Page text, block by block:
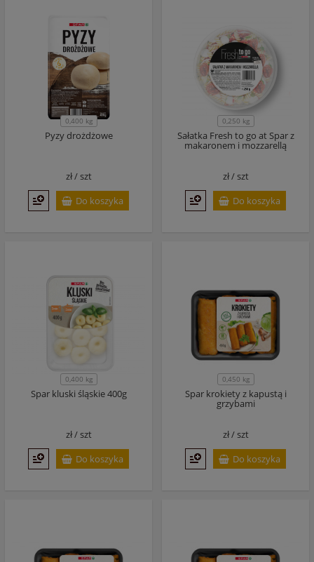
0,400 kg
Pyzy drożdżowe
zł /szt
Do koszyka
0,250 kg
Sałatka Fresh to go at Spar z
makaronem i mozzarellą
zł /szt
Do koszyka
0,400 kg
Spar kluski śląskie 400g
zł /szt
Do koszyka
0,450 kg
Spar krokiety z kapustą i
grzybami
zł /szt
Do koszyka